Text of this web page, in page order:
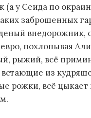
(а у Сеида по
заброшенных
внедорожник,
похлопывая
рыжий, всё
из
рожки, всё